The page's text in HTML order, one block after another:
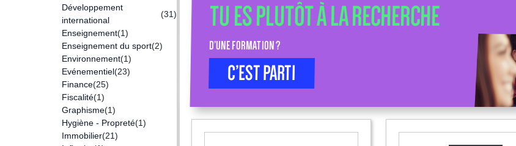
Développement
international
(31)
Enseignement(1)
Enseignement du sport(2)
Environnement(1)
Evénementiel(23)
Finance(25)
Fiscalité(1)
Graphisme(1)
Hygiène - Propreté(1)
Immobilier(21)
TU ES PLUTÔT À LA RECHERCHE
D’UNE FORMATION ?
C’EST PARTI